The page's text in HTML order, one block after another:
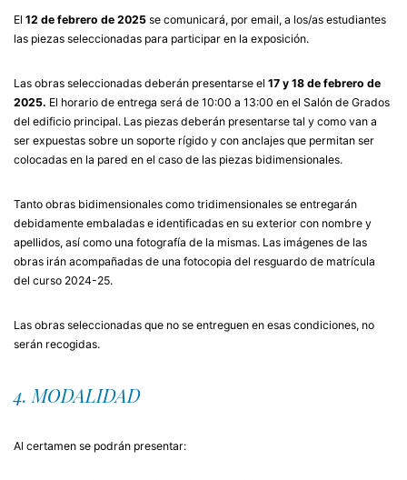
El 12 de febrero de 2025 se comunicará, por email, a los/as estudiantes
las piezas seleccionadas para participar en la exposición.
Las obras seleccionadas deberán presentarse el 17 y 18 de febrero de
2025. El horario de entrega será de 10:00 a 13:00 en el Salón de Grados
del edificio principal. Las piezas deberán presentarse tal y como van a
ser expuestas sobre un soporte rígido y con anclajes que permitan ser
colocadas en la pared en el caso de las piezas bidimensionales.
Tanto obras bidimensionales como tridimensionales se entregarán
debidamente embaladas e identificadas en su exterior con nombre y
apellidos, así como una fotografía de la mismas. Las imágenes de las
obras irán acompañadas de una fotocopia del resguardo de matrícula
del curso 2024-25.
Las obras seleccionadas que no se entreguen en esas condiciones, no
serán recogidas.
4. MODALIDAD
Al certamen se podrán presentar: